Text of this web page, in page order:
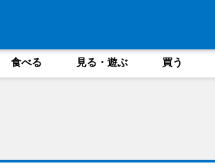
食べる 見る・遊ぶ 買う